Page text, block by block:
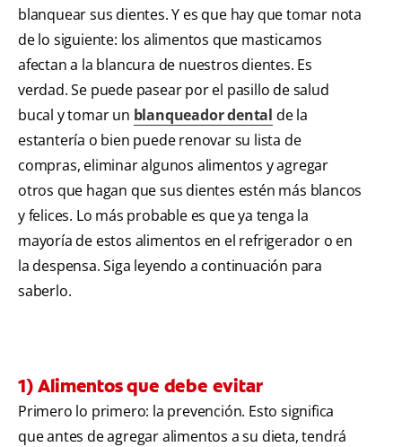
blanquear sus dientes. Y es que hay que tomar nota
de lo siguiente: los alimentos que masticamos
afectan a la blancura de nuestros dientes. Es
verdad. Se puede pasear por el pasillo de salud
bucal y tomar un blanqueador dental de la
estantería o bien puede renovar su lista de
compras, eliminar algunos alimentos y agregar
otros que hagan que sus dientes estén más blancos
y felices. Lo más probable es que ya tenga la
mayoría de estos alimentos en el refrigerador o en
la despensa. Siga leyendo a continuación para
saberlo.
1) Alimentos que debe evitar
Primero lo primero: la prevención. Esto significa
que antes de agregar alimentos a su dieta, tendrá